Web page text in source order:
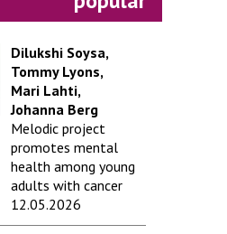
Dilukshi Soysa,
Tommy Lyons,
Mari Lahti,
Johanna Berg
Melodic project
promotes mental
health among young
adults with cancer
12.05.2026